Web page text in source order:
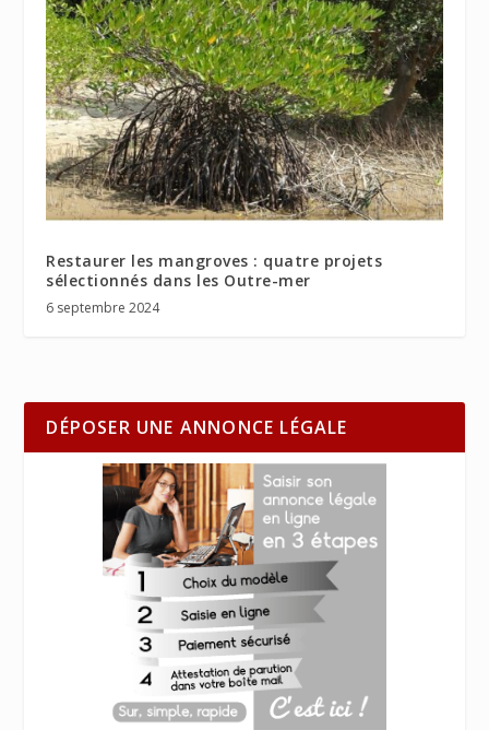
Restaurer les mangroves : quatre projets
sélectionnés dans les Outre-mer
6 septembre 2024
DÉPOSER UNE ANNONCE LÉGALE